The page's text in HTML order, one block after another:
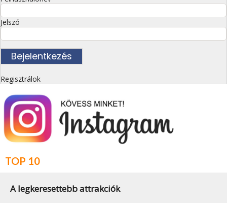
Jelszó
Regisztrálok
TOP 10
A legkeresettebb attrakciók